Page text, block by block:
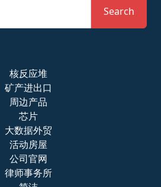
Search
核反应堆
矿产进出口
周边产品
芯片
大数据外贸
活动房屋
公司官网
律师事务所